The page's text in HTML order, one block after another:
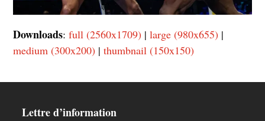
Downloads:full (2560x1709) |large (980x655) |
medium (300x200) |thumbnail (150x150)
Lettre d’information